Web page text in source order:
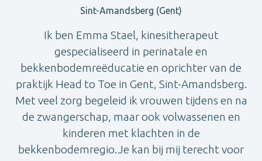
Sint-Amandsberg (Gent)
Ik ben Emma Stael, kinesitherapeut
gespecialiseerd in perinatale en
bekkenbodemreëducatie en oprichter van de
praktijk Head to Toe in Gent, Sint-Amandsberg.
Met veel zorg begeleid ik vrouwen tijdens en na
de zwangerschap, maar ook volwassenen en
kinderen met klachten in de
bekkenbodemregio.Je kan bij mij terecht voor